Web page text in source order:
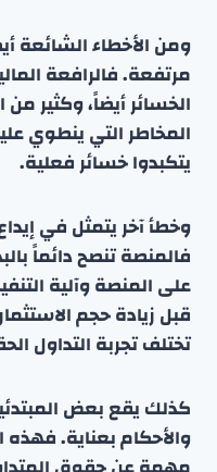
ومن الأخطاء الشائعة
مرتفعة. فالرافعة
الخسائر أيضاً، وكثير
المخاطر التي ينطوي
يتكبدوا خسائر فعلية.
وخطأ آخر يتمثل في
فالمنصة تنصح دائماً
على المنصة وآلية
قبل زيادة حجم
تختلف تجربة التداول
كذلك يقع بعض
والأحكام بعناية.